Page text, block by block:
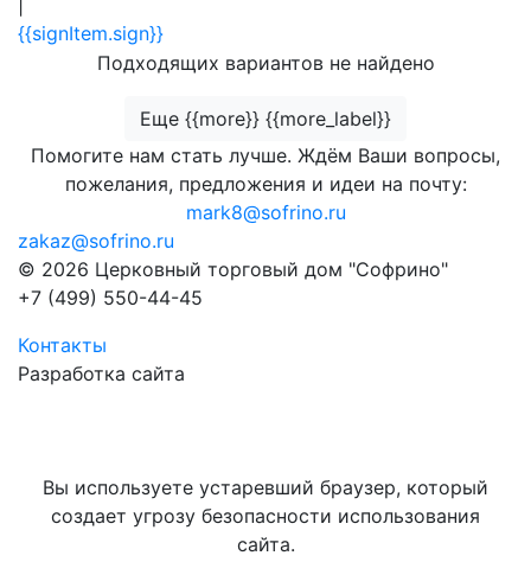
{{signItem.sign}}
Подходящих вариантов не найдено
Еще {{more}} {{more_label}}
Помогите нам стать лучше. Ждём Ваши вопросы,
пожелания, предложения и идеи на почту:
mark8@sofrino.ru
zakaz@sofrino.ru
© 2026 Церковный торговый дом "Софрино"
+7 (499) 550-44-45
Контакты
Разработка сайта
Вы используете устаревший браузер, который
создает угрозу безопасности использования
сайта.